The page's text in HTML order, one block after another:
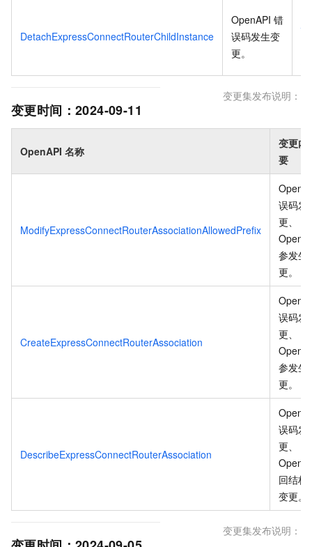
DetachExpressConnectRouterChildInstance
OpenAPI 错
误码发生变
更。
变更时间： 2024-09-11
变更集发布说明：
OpenAPI 名称
变更内
要
ModifyExpressConnectRouterAssociationAllowedPrefix
误码发
更、
参发生
更。
CreateExpressConnectRouterAssociation
误码发
更、
参发生
更。
DescribeExpressConnectRouterAssociation
误码发
更、
回结构
变更。
变更集发布说明：